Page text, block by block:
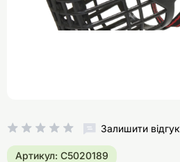
Залишити відгук
Артикул: C5020189